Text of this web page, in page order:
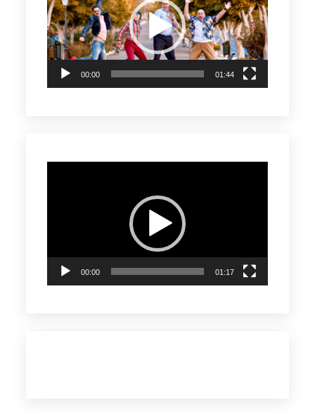
vídeo
00:00 01:44
00:00 01:17